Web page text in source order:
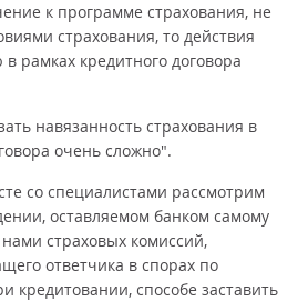
к программе страхования, не
страхования, то действия
рамках кредитного договора
навязанность страхования в
очень сложно".
со специалистами рассмотрим
оставляемом банком самому
страховых комиссий,
ответчика в спорах по
кредитовании, способе заставить